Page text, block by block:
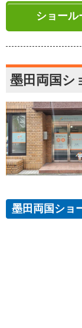
ショール
墨田両国シ
墨田両国ショ